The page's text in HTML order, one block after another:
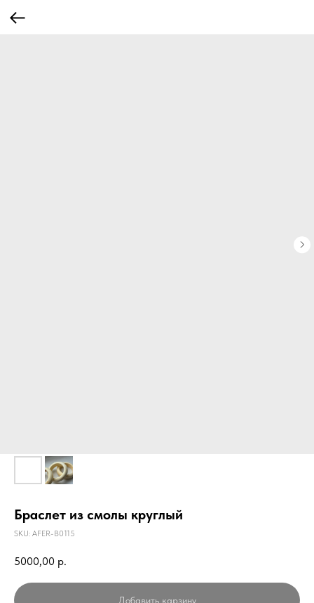
Браслет из смолы круглый
SKU: AFER-B0115
5000,00 р.
Добавить карзину